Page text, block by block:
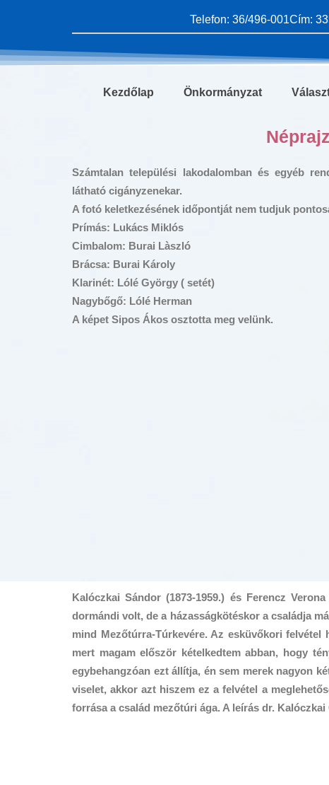
Telefon: 36/496-001Cím:
Kezdőlap Önkormányzat
Számtalan települési lakodalomban és egyéb
látható cigányzenekar.
A fotó keletkezésének időpontját nem tudjuk
Prímás: Lukács Miklós
Cimbalom: Burai Làszló
Brácsa: Burai Károly
Klarinét: Lólé György ( setét)
Nagybőgő: Lólé Herman
A képet Sipos Ákos osztotta meg velünk.
Kalóczkai Sándor (1873-1959.) és Ferencz
dormándi volt, de a házasságkötéskor a családja
mind Mezőtúrra-Túrkevére. Az esküvőkori
mert magam először kételkedtem abban, hogy
egybehangzóan ezt állítja, én sem merek nagyon
viselet, akkor azt hiszem ez a felvétel a
forrása a család mezőtúri ága. A leírás dr.